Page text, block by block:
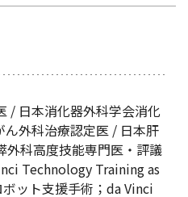
/ 日本消化器外科学会消化
外科治療認定医 / 日本肝
外科高度技能専門医・評議
Technology Training as
ット支援手術；da Vinci